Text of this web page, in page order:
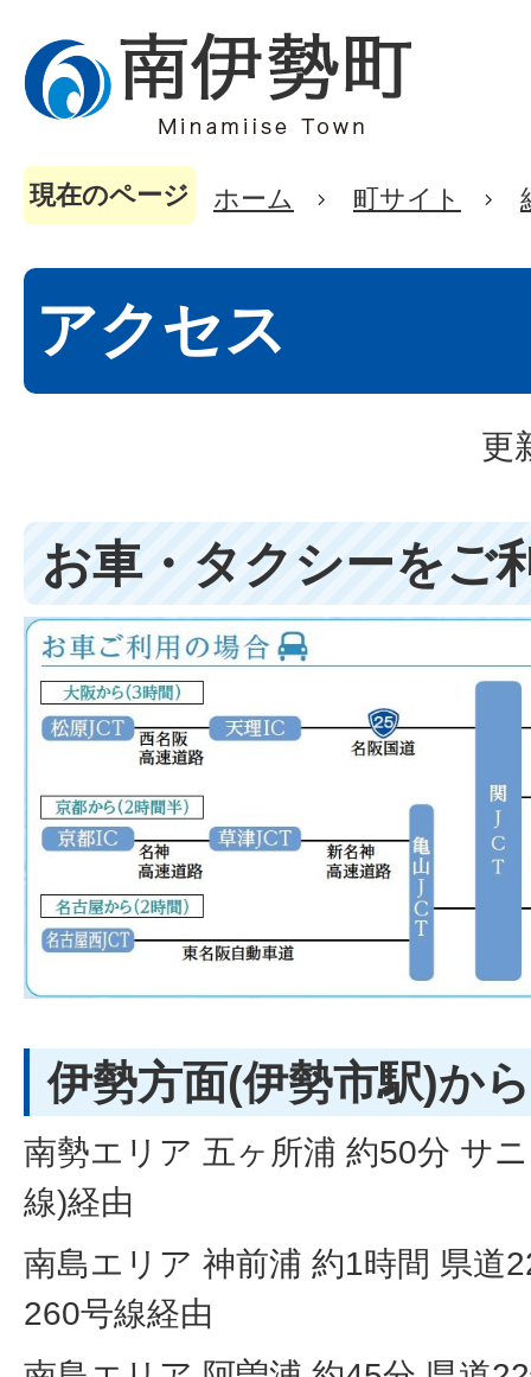
現在のページ ホーム 町サイト
アクセス
更
お車・タクシーをご
伊勢方面(伊勢市駅)から
南勢エリア 五ヶ所浦 約50分 サ
線)経由
南島エリア 神前浦 約1時間 県道
260号線経由